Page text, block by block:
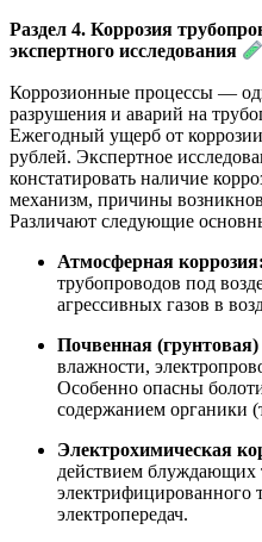
Раздел 4. Коррозия
экспертного исследования
Коррозионные процессы —
разрушения и аварий на
Ежегодный ущерб от
рублей. Экспертное
констатировать наличие
механизм, причины
Различают следующие
Атмосферная коррозия:
трубопроводов под
агрессивных газов в
Почвенная (грунтовая)
влажности,
Особенно опасны
содержанием органики
Электрохимическая
действием блуждающих
электрифицированного
электропередач.